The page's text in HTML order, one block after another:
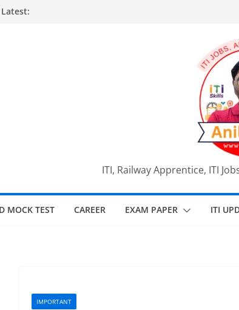
Latest:
ITI, Railway Apprentice, ITI
MOCK TEST CAREER EXAM PAPER ITI
IMPORTANT